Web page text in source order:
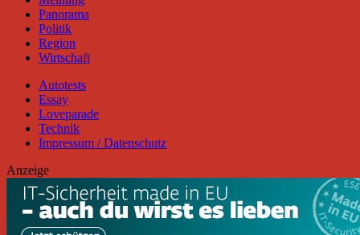
Panorama
Politik
Region
Wirtschaft
Autotests
Essay
Loveparade
Technik
Impressum / Datenschutz
Anzeige